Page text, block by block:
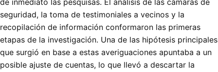
de inmediato las pesquisas. El análisis de las cámaras de
seguridad, la toma de testimoniales a vecinos y la
recopilación de información conformaron las primeras
etapas de la investigación. Una de las hipótesis principales
que surgió en base a estas averiguaciones apuntaba a un
posible ajuste de cuentas, lo que llevó a descartar la